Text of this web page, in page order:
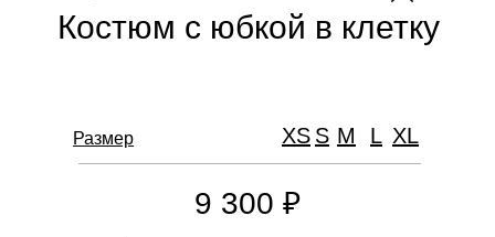
Костюм с юбкой в клетку
9 300 ₽
Размер S M L
XS XL